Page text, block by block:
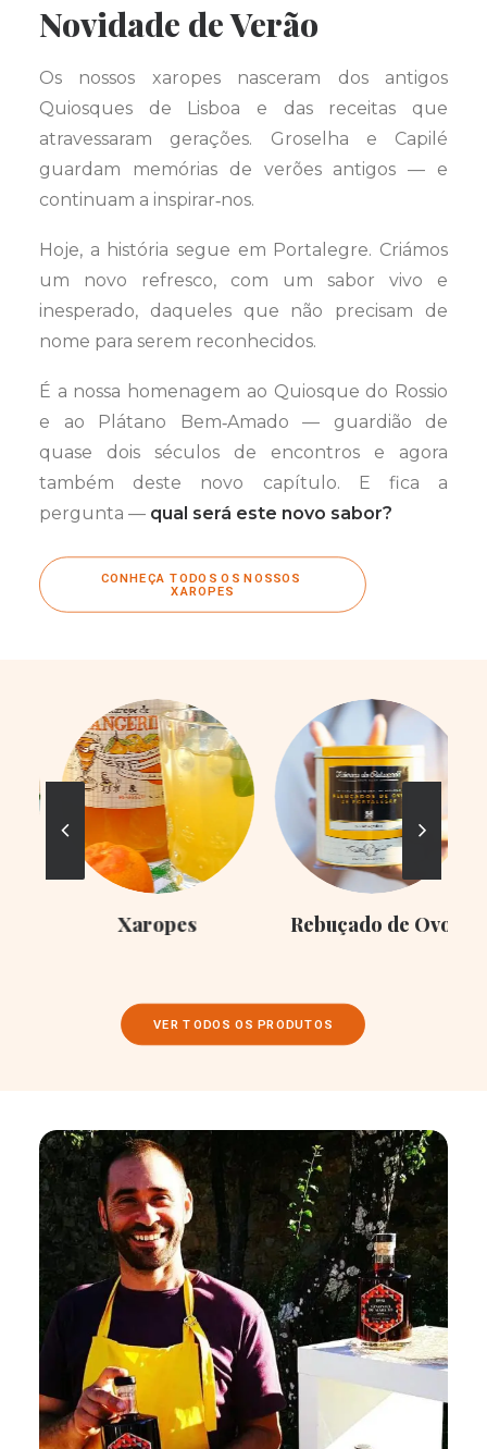
Novidade de Verão
Os nossos xaropes nasceram dos antigos
Quiosques de Lisboa e das receitas que
atravessaram gerações. Groselha e Capilé
guardam memórias de verões antigos — e
continuam a inspirar‑nos.
Hoje, a história segue em Portalegre. Criámos
um novo refresco, com um sabor vivo e
inesperado, daqueles que não precisam de
nome para serem reconhecidos.
É a nossa homenagem ao Quiosque do Rossio
e ao Plátano Bem‑Amado — guardião de
quase dois séculos de encontros e agora
também deste novo capítulo. E fica a
pergunta — qual será este novo sabor?
CONHEÇA TODOS OS NOSSOS
XAROPES
Xaropes Rebuçado de Ovo
VER TODOS OS PRODUTOS